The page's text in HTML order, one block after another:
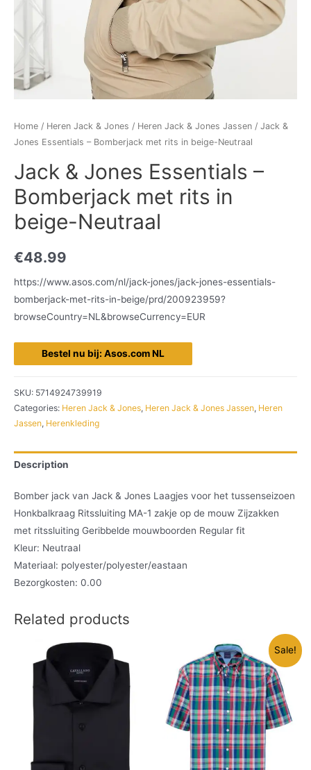
Home / Heren Jack & Jones / Heren Jack & Jones Jassen / Jack &
Jones Essentials – Bomberjack met rits in beige-Neutraal
Jack & Jones Essentials –
Bomberjack met rits in
beige-Neutraal
€48.99
https://www.asos.com/nl/jack-jones/jack-jones-essentials-
bomberjack-met-rits-in-beige/prd/200923959?
browseCountry=NL&browseCurrency=EUR
Bestel nu bij: Asos.com NL
SKU: 5714924739919
Categories: Heren Jack & Jones, Heren Jack & Jones Jassen, Heren
Jassen, Herenkleding
Description
Bomber jack van Jack & Jones Laagjes voor het tussenseizoen
Honkbalkraag Ritssluiting MA-1 zakje op de mouw Zijzakken
met ritssluiting Geribbelde mouwboorden Regular fit
Kleur: Neutraal
Materiaal: polyester/polyester/eastaan
Bezorgkosten: 0.00
Related products
Sale!